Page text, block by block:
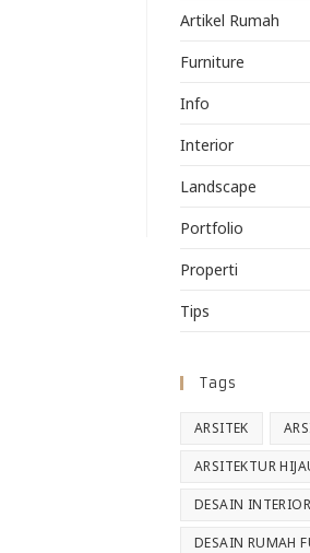
Artikel Rumah
Furniture
Info
Interior
Landscape
Portfolio
Properti
Tips
Tags
ARSITEK
ARSITEKTUR
DESAIN INTERIOR
DESAIN RUMAH